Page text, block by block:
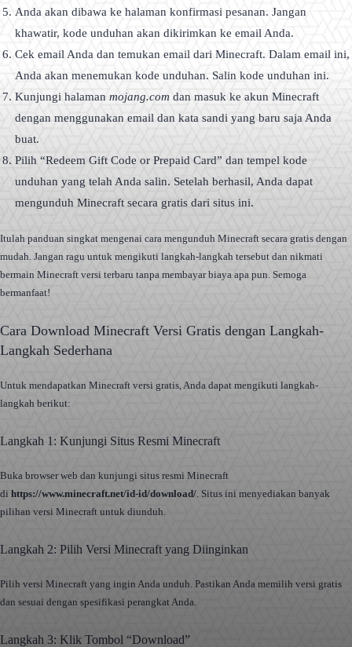
Anda akan dibawa ke halaman konfirmasi pesanan. Jangan
khawatir, kode unduhan akan dikirimkan ke email Anda.
Cek email Anda dan temukan email dari Minecraft. Dalam email ini,
Anda akan menemukan kode unduhan. Salin kode unduhan ini.
Kunjungi halamanmojang.com dan masuk ke akun Minecraft
dengan menggunakan email dan kata sandi yang baru saja Anda
buat.
Pilih “Redeem Gift Code or Prepaid Card” dan tempel kode
unduhan yang telah Anda salin. Setelah berhasil, Anda dapat
mengunduh Minecraft secara gratis dari situs ini.
Itulah panduan singkat mengenai cara mengunduh Minecraft secara gratis dengan
mudah. Jangan ragu untuk mengikuti langkah-langkah tersebut dan nikmati
bermain Minecraft versi terbaru tanpa membayar biaya apa pun. Semoga
bermanfaat!
Cara Download Minecraft Versi Gratis dengan Langkah-
Langkah Sederhana
Untuk mendapatkan Minecraft versi gratis, Anda dapat mengikuti langkah-
langkah berikut:
Langkah 1: Kunjungi Situs Resmi Minecraft
Buka browser web dan kunjungi situs resmi Minecraft
di https://www.minecraft.net/id-id/download/ . Situs ini menyediakan banyak
pilihan versi Minecraft untuk diunduh.
Langkah 2: Pilih Versi Minecraft yang Diinginkan
Pilih versi Minecraft yang ingin Anda unduh. Pastikan Anda memilih versi gratis
dan sesuai dengan spesifikasi perangkat Anda.
Langkah 3: Klik Tombol “Download”